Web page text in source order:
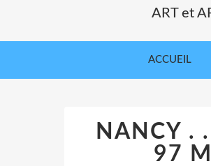
ART et
ACCUEIL
NANCY .
97